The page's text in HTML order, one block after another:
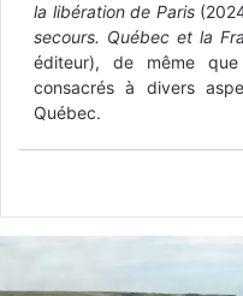
la libération de Paris
secours. Québec et la
éditeur), de même
consacrés à divers
Québec.